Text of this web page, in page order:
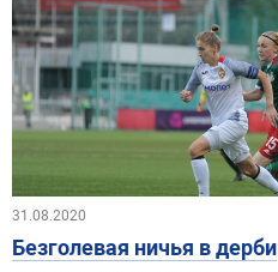
31.08.2020
Безголевая ничья в дерби